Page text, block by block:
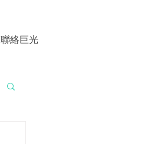
聯絡巨光